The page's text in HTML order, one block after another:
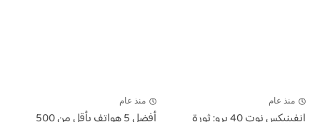
منذ عام منذ عام